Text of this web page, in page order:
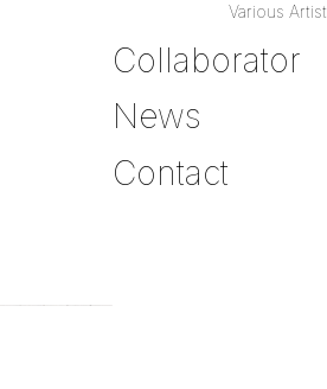
Various Artist
Collaborator
News
Contact